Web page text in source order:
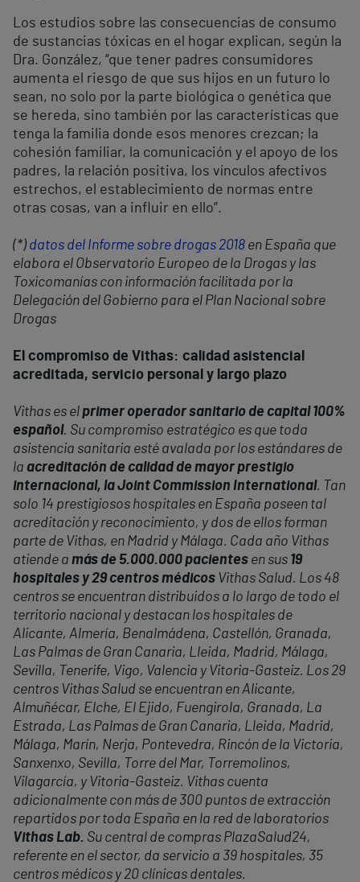
Los estudios sobre las consecuencias de consumo
de sustancias tóxicas en el hogar explican, según la
Dra. González, “que tener padres consumidores
aumenta el riesgo de que sus hijos en un futuro lo
sean, no solo por la parte biológica o genética que
se hereda, sino también por las características que
tenga la familia donde esos menores crezcan; la
cohesión familiar, la comunicación y el apoyo de los
padres, la relación positiva, los vínculos afectivos
estrechos, el establecimiento de normas entre
otras cosas, van a influir en ello”.
(*) datos del Informe sobre drogas 2018 en España que
elabora el Observatorio Europeo de la Drogas y las
Toxicomanías con información facilitada por la
Delegación del Gobierno para el Plan Nacional sobre
Drogas
El compromiso de Vithas: calidad asistencial
acreditada, servicio personal y largo plazo
Vithas es elprimer operador sanitario de capital 100%
español. Su compromiso estratégico es que toda
asistencia sanitaria esté avalada por los estándares de
la acreditación de calidad de mayor prestigio
internacional, la Joint Commission International. Tan
solo 14 prestigiosos hospitales en España poseen tal
acreditación y reconocimiento, y dos de ellos forman
parte de Vithas, en Madrid y Málaga. Cada año Vithas
atiende a más de 5.000.000 pacientes en sus 19
hospitales y 29 centros médicos Vithas Salud. Los 48
centros se encuentran distribuidos a lo largo de todo el
territorio nacional y destacan los hospitales de
Alicante, Almería, Benalmádena, Castellón, Granada,
Las Palmas de Gran Canaria, Lleida, Madrid, Málaga,
Sevilla, Tenerife, Vigo, Valencia y Vitoria-Gasteiz. Los 29
centros Vithas Salud se encuentran en Alicante,
Almuñécar, Elche, El Ejido, Fuengirola, Granada, La
Estrada, Las Palmas de Gran Canaria, Lleida, Madrid,
Málaga, Marín, Nerja, Pontevedra, Rincón de la Victoria,
Sanxenxo, Sevilla, Torre del Mar, Torremolinos,
Vilagarcía, y Vitoria-Gasteiz. Vithas cuenta
adicionalmente con más de 300 puntos de extracción
repartidos por toda España en la red de laboratorios
Vithas Lab. Su central de compras PlazaSalud24,
referente en el sector, da servicio a 39 hospitales, 35
centros médicos y 20 clínicas dentales.